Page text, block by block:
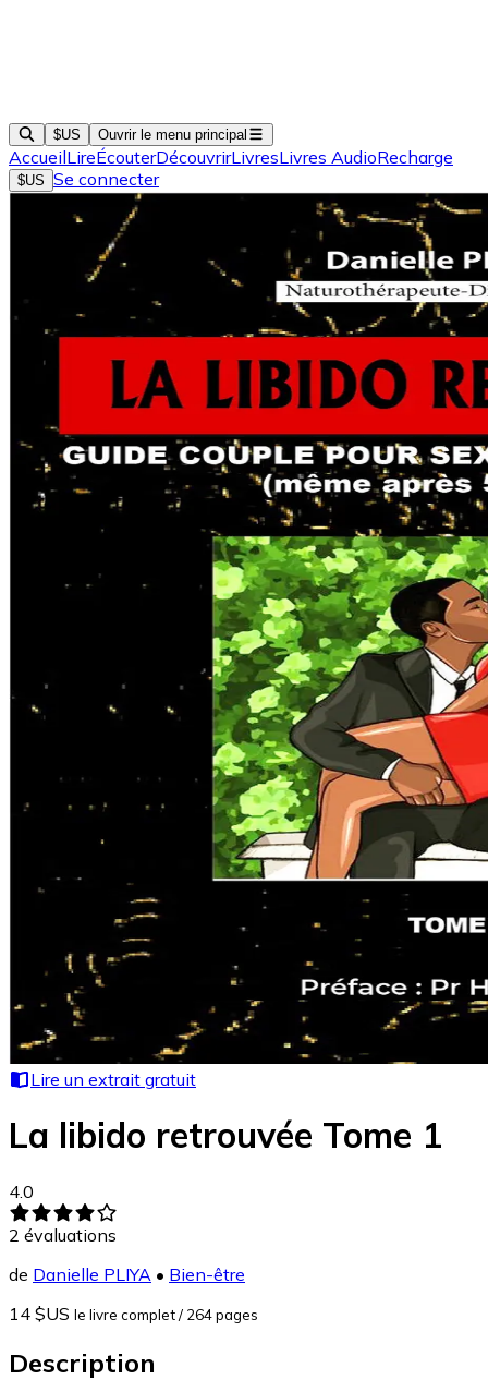
$US Ouvrir le menu principal
AccueilLireÉcouterDécouvrirLivresLivres AudioRecharge
$US Se connecter
Lire un extrait gratuit
La libido retrouvée Tome 1
4.0
2 évaluations
de Danielle PLIYA • Bien-être
14 $US le livre complet/ 264 pages
Description